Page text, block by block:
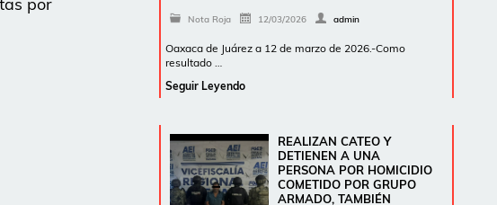
Nota Roja 12/03/2026 admin
Oaxaca de Juárez a 12 de marzo de 2026.-Como
resultado …
Seguir Leyendo
REALIZAN CATEO Y
DETIENEN A UNA
PERSONA POR HOMICIDIO
COMETIDO POR GRUPO
ARMADO, TAMBIÉN